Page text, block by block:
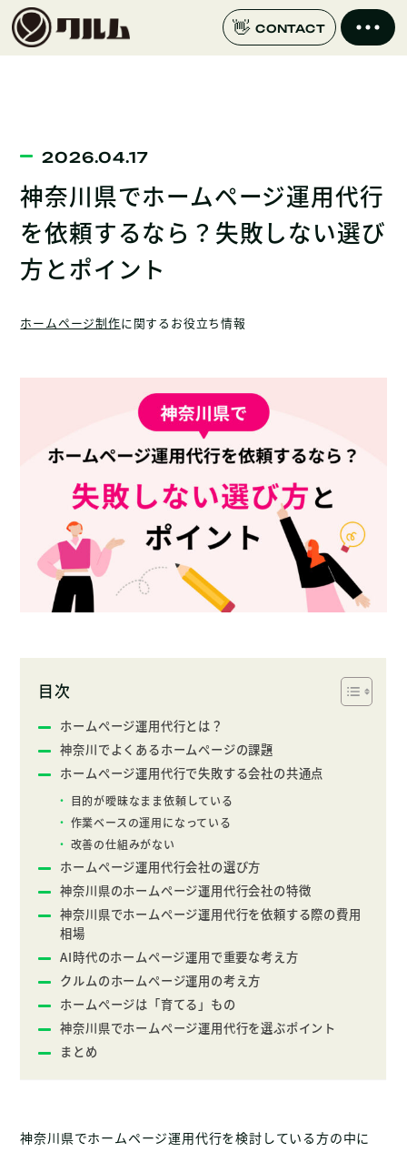
CONTACT
2026.04.17
神奈川県でホームページ運用代行
を依頼するなら？失敗しない選び
方とポイント
ホームページ制作に関するお役立ち情報
目次
ホームページ運用代行とは？
神奈川でよくあるホームページの課題
ホームページ運用代行で失敗する会社の共通点
目的が曖昧なまま依頼している
作業ベースの運用になっている
改善の仕組みがない
ホームページ運用代行会社の選び方
神奈川県のホームページ運用代行会社の特徴
神奈川県でホームページ運用代行を依頼する際の費用
相場
AI時代のホームページ運用で重要な考え方
クルムのホームページ運用の考え方
ホームページは「育てる」もの
神奈川県でホームページ運用代行を選ぶポイント
まとめ
神奈川県でホームページ運用代行を検討している方の中に